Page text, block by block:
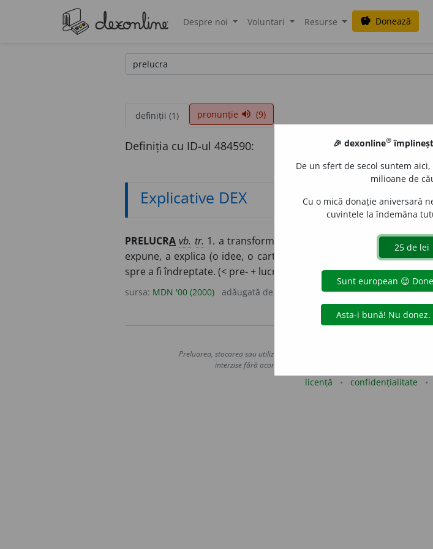
Despre noi Voluntari Resurse savings Donează
definiții (1) pronunție volume_up (9)
Definiția cu ID-ul 484590:
Explicative DEX
PRELUCRA vb. tr. 1. a transforma, a trece de la o stare brută la
expune, a explica (o idee, o carte etc.). 4. a căuta să convingă
spre a fi îndreptate. (< pre- + lucra)
sursa: MDN '00 (2000) adăugată de acțiuni
Preluarea, stocarea sau utilizarea datelor de pe acest site, inclusiv prin orice
interzise fără acordul nostru prealabil scris, cu excepția seturilor
licență confidențialitate
🎉 dexonline®
De un sfert de secol suntem
milioane de
Cu o mică donație aniversară
cuvintele la îndemâna